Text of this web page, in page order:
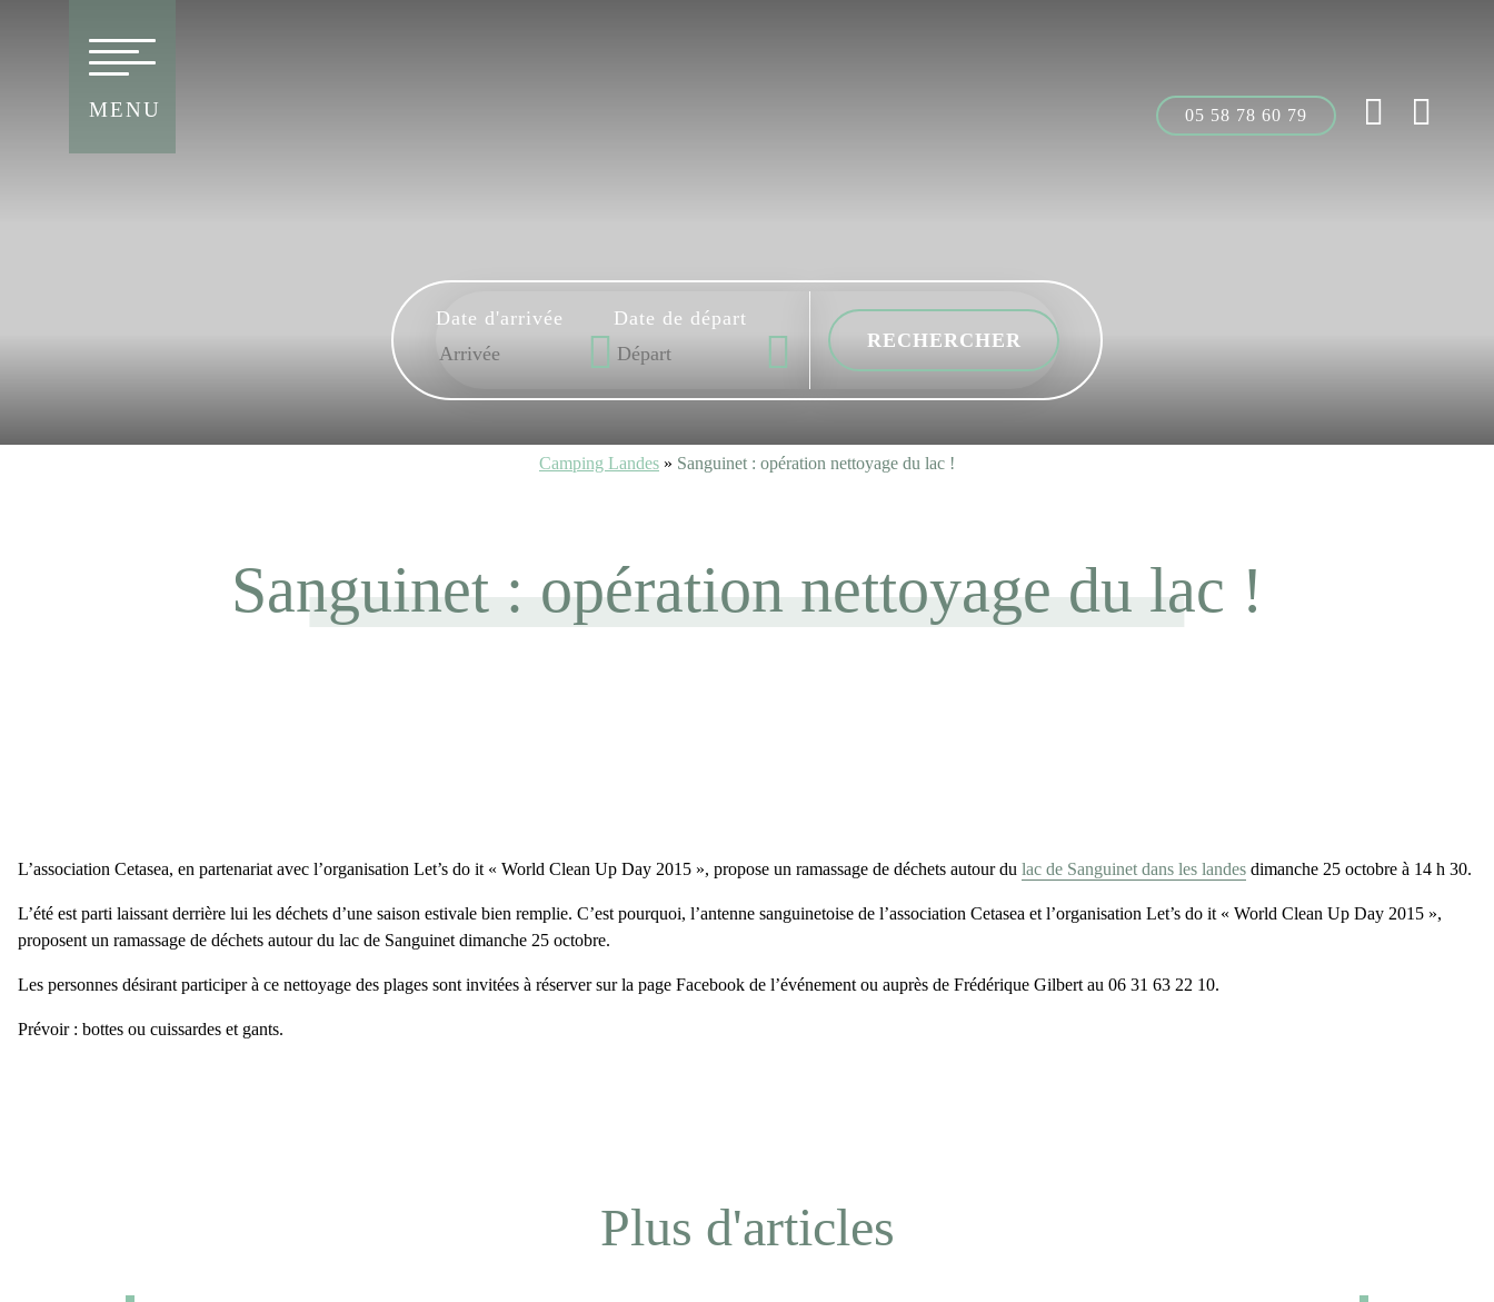
MENU 05 58 78 60 79
Date d'arrivée Date de départ
Camping Landes » Sanguinet : opération nettoyage du lac !
Sanguinet : opération nettoyage du lac !
L’association Cetasea, en partenariat avec l’organisation Let’s do it « World Clean Up Day 2015 », propose un ramassage de déchets autour du lac de Sanguinet dans les landes dimanche 25 octobre à 14 h 30.
L’été est parti laissant derrière lui les déchets d’une saison estivale bien remplie. C’est pourquoi, l’antenne sanguinetoise de l’association Cetasea et l’organisation Let’s do it « World Clean Up Day 2015 »,
proposent un ramassage de déchets autour du lac de Sanguinet dimanche 25 octobre.
Les personnes désirant participer à ce nettoyage des plages sont invitées à réserver sur la page Facebook de l’événement ou auprès de Frédérique Gilbert au 06 31 63 22 10.
Prévoir : bottes ou cuissardes et gants.
Plus d'articles